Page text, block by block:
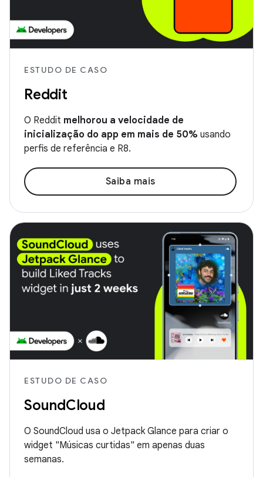
ESTUDO DE CASO
Reddit
O Reddit melhorou a velocidade de
inicialização do app em mais de 50% usando
perfis de referência e R8.
Saiba mais
ESTUDO DE CASO
SoundCloud
O SoundCloud usa o Jetpack Glance para criar o
widget "Músicas curtidas" em apenas duas
semanas.